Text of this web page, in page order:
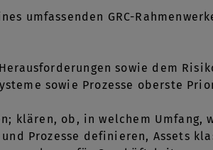
umfassenden GRC-
sowie dem
sowie Prozesse oberste
klären, ob, in welchem Umfang,
Prozesse definieren, Assets